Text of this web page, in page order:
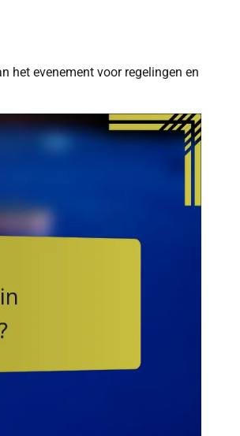
het evenement voor regelingen en